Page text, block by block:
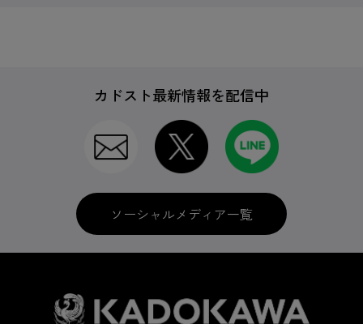
カドスト最新情報を配信中
ソーシャルメディア一覧